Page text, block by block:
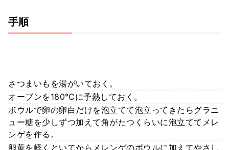
手順
さつまいもを湯がいておく。
オーブンを180℃に予熱しておく。
ボウルで卵の卵白だけを泡立てて泡立ってきたらグラニ
ュー糖を少しずつ加えて角がたつくらいに泡立ててメレ
ンゲを作る。
卵黄を軽くといてからメレンゲのボウルに加えてやさし